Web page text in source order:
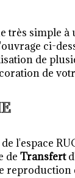
très simple
ci-
de
de
l'espace
de Transfert
reproduction